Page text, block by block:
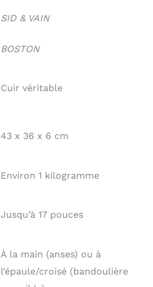
SID & VAIN
BOSTON
Cuir véritable
43 x 36 x 6 cm
Environ 1 kilogramme
Jusqu’à 17 pouces
À la main (anses) ou à
l’épaule/croisé (bandoulière